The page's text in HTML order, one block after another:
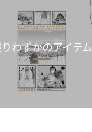
わずかのアイテム